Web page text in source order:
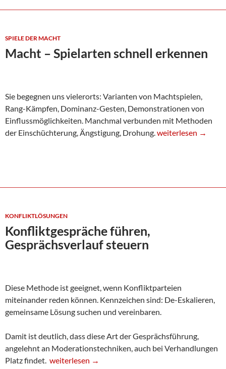
SPIELE DER MACHT
Macht – Spielarten schnell erkennen
Sie begegnen uns vielerorts: Varianten von Machtspielen,
Rang-Kämpfen, Dominanz-Gesten, Demonstrationen von
Einflussmöglichkeiten. Manchmal verbunden mit Methoden
der Einschüchterung, Ängstigung, Drohung.Macht – Spielarten
weiterlesen →
KONFLIKTLÖSUNGEN
Konfliktgespräche führen,
Gesprächsverlauf steuern
Diese Methode ist geeignet, wenn Konfliktparteien
miteinander reden können. Kennzeichen sind: De-Eskalieren,
gemeinsame Lösung suchen und vereinbaren.
Damit ist deutlich, dass diese Art der Gesprächsführung,
angelehnt an Moderationstechniken, auch bei Verhandlungen
Platz findet. Konfliktgespräche führen, Gesprächsverlauf
weiterlesen →